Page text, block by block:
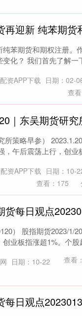
迎新 纯苯期货
苯期货和期权注册。
化？ 我们首先了解
资APP下载 日期：02-
查看
｜东吴期货研究
所策略早参）
，午后震荡上行，创业
资APP下载 日期：10-
查看： 175
货每日观点
） 股指期货2023/1/
业板指涨超1%。个股
日期：10-22 查看：
日观点